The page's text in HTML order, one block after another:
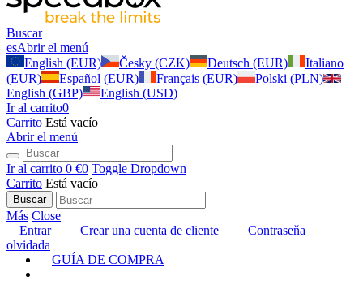
Buscar
esAbrir el menú
English (EUR)
Česky (CZK) Deutsch (EUR)
Italiano
(EUR)
Español (EUR) Français (EUR)
Polski (PLN)
English (GBP)
English (USD)
Ir al carrito0
Carrito Está vacío
Abrir el menú
Ir al carrito 0 €0 Toggle Dropdown
Carrito Está vacío
Buscar
Más Close
Entrar
Crear una cuenta de cliente
Contraseňa
olvidada
GUÍA DE COMPRA